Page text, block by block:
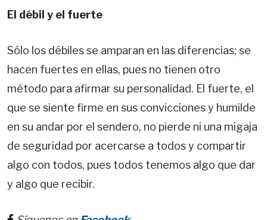
El débil y el fuerte
Sólo los débiles se amparan en las diferencias; se
hacen fuertes en ellas, pues no tienen otro
método para afirmar su personalidad. El fuerte, el
que se siente firme en sus convicciones y humilde
en su andar por el sendero, no pierde ni una migaja
de seguridad por acercarse a todos y compartir
algo con todos, pues todos tenemos algo que dar
y algo que recibir.